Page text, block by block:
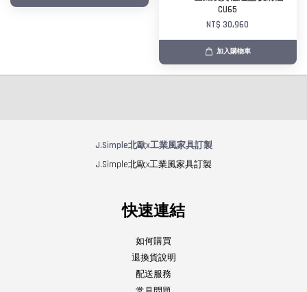
CU65
NT$ 30,960
加入購物車
J.Simple北歐x工業風家具訂製
J.Simple北歐x工業風家具訂製
快速連結
如何購買
退換貨說明
配送服務